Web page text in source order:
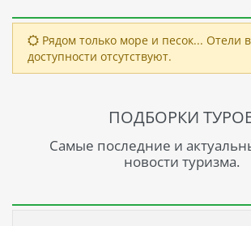
Рядом только море и песок... Отели
доступности отсутствуют.
ПОДБОРКИ
Самые последние и
новости туризма.